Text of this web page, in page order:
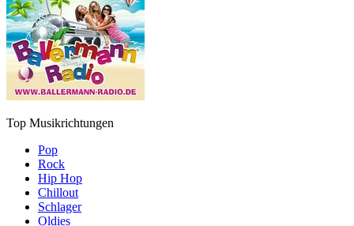
Top Musikrichtungen
Pop
Rock
Hip Hop
Chillout
Schlager
Oldies